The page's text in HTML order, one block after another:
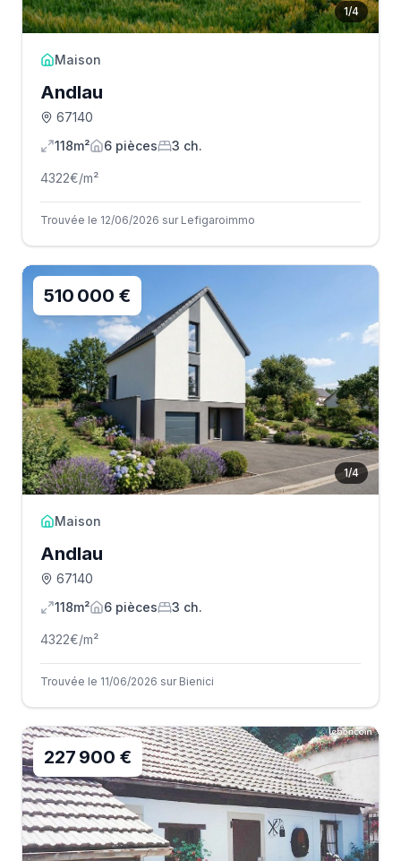
1/4
Maison
Andlau
67140
118m²
6 pièces 3 ch.
4322€/m²
Trouvée le 12/06/2026 sur Lefigaroimmo
1/4
510 000 €
Maison
Andlau
67140
118m²
6 pièces 3 ch.
4322€/m²
Trouvée le 11/06/2026 sur Bienici
227 900 €